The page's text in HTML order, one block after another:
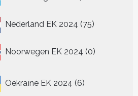
Nederland EK 2024 7575
Noorwegen EK 2024 00
Oekraïne EK 2024 6
producten